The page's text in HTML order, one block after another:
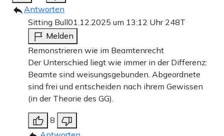
Antworten
Sitting Bull01.12.2025 um 13:12 Uhr 248T
Melden
Remonstrieren wie im Beamtenrecht
Der Unterschied liegt wie immer in der Differenz:
Beamte sind weisungsgebunden. Abgeordnete
sind frei und entscheiden nach ihrem Gewissen
(in der Theorie des GG).
8